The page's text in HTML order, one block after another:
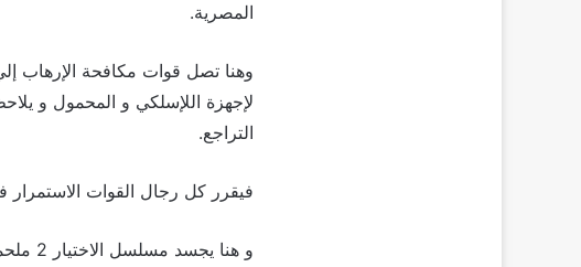
المصرية.
وهنا تصل قوات مكافحة الإرهاب
لإجهزة اللإسلكي و المحمول و يلاحظ
التراجع.
فيقرر كل رجال القوات الاستمرار
و